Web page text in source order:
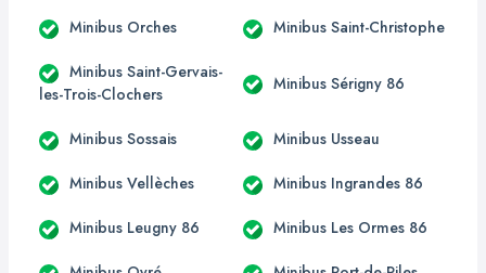
Minibus Orches Minibus Saint-Christophe
Minibus Saint-Gervais-
les-Trois-Clochers
Minibus Sérigny 86
Minibus Sossais Minibus Usseau
Minibus Vellèches Minibus Ingrandes 86
Minibus Leugny 86 Minibus Les Ormes 86